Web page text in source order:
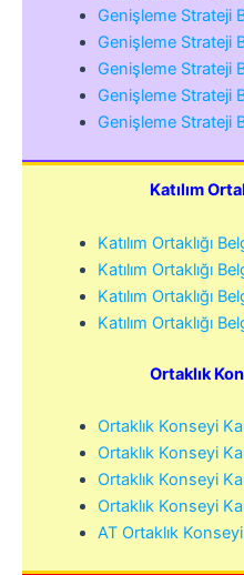
Genişleme Strateji
Genişleme Strateji
Genişleme Strateji
Genişleme Strateji
Genişleme Strateji
Katılım
Katılım Ortaklığı
Katılım Ortaklığı
Katılım Ortaklığı
Katılım Ortaklığı
Ortaklık
Ortaklık Konseyi
Ortaklık Konseyi
Ortaklık Konseyi
Ortaklık Konseyi
AT Ortaklık